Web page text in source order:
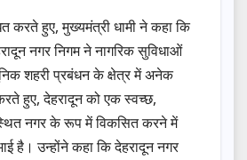
करते हुए, मुख्यमंत्री धामी ने कहा कि
नगर निगम ने नागरिक सुविधाओं
शहरी प्रबंधन के क्षेत्र में अनेक
हुए, देहरादून को एक स्वच्छ,
नगर के रूप में विकसित करने में
है। उन्होंने कहा कि देहरादून नगर